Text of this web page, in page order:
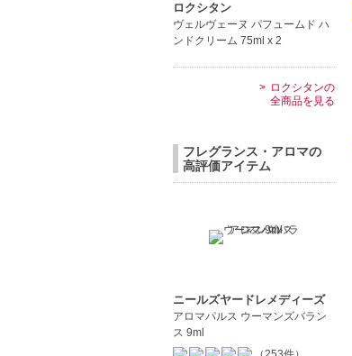
ロクシタン
ヴェルヴェーヌ パフュームド ハ
ンドクリーム 75ml x 2
ロクシタンの
全商品を見る
フレグランス・アロマの
高評価アイテム
ニールズヤードレメディーズ
アロマパルス ウーマンズバラン
ス 9ml